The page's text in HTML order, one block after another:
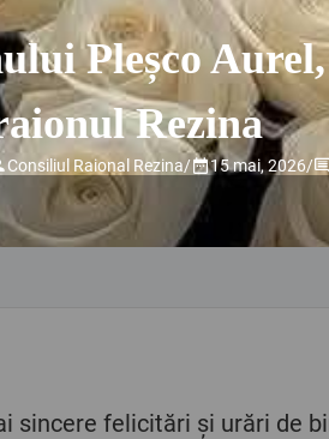
Pleșco
Rezina
Consiliul Raional Rezina/ 15 mai, 2026/
sincere felicitări și urări de